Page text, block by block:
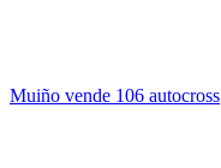
Muiño vende 106 autocross